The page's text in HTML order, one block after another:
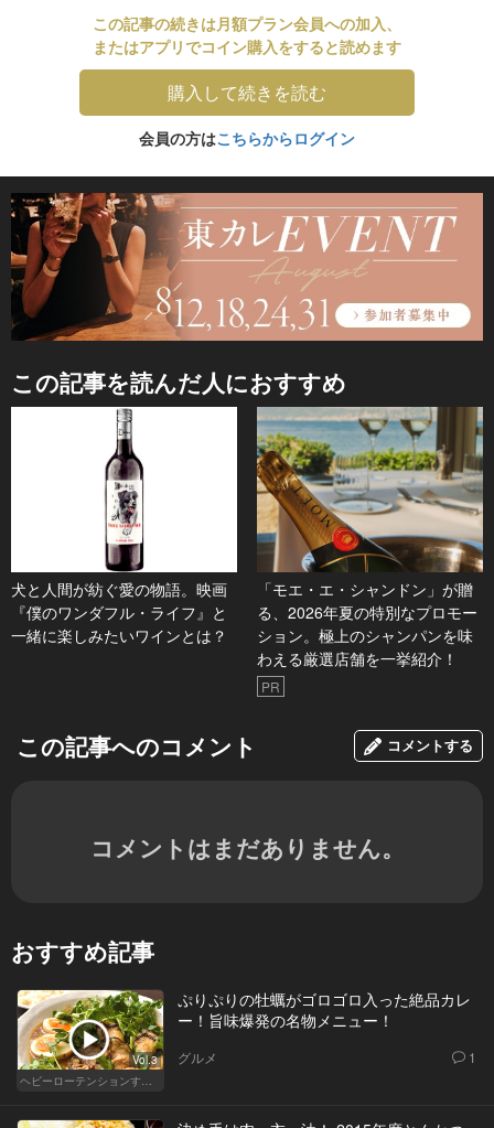
この記事の続きは月額プラン会員への加入、
またはアプリでコイン購入をすると読めます
購入して続きを読む
会員の方はこちらからログイン
この記事を読んだ人におすすめ
犬と人間が紡ぐ愛の物語。映画
『僕のワンダフル・ライフ』と
一緒に楽しみたいワインとは？
「モエ・エ・シャンドン」が贈
る、2026年夏の特別なプロモー
ション。極上のシャンパンを味
わえる厳選店舗を一挙紹介！
PR
この記事へのコメント コメントする
コメントはまだありません。
おすすめ記事
Vol.3
ヘビーローテンションするカレー
ぷりぷりの牡蠣がゴロゴロ入った絶品カレ
ー！旨味爆発の名物メニュー！
グルメ 1